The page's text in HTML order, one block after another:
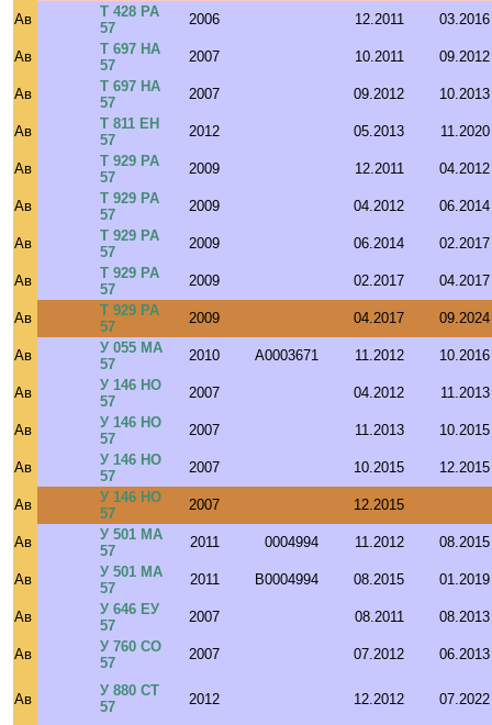
Ав
Т 428 РА
57
2006 12.2011 03.2016
Ав
Т 697 НА
57
2007 10.2011 09.2012
Ав
Т 697 НА
57
2007 09.2012 10.2013
Ав
Т 811 ЕН
57
2012 05.2013 11.2020
Ав
Т 929 РА
57
2009 12.2011 04.2012
Ав
Т 929 РА
57
2009 04.2012 06.2014
Ав
Т 929 РА
57
2009 06.2014 02.2017
Ав
Т 929 РА
57
2009 02.2017 04.2017
Ав
Т 929 РА
57
2009 04.2017 09.2024
Ав
У 055 МА
57
2010 A0003671 11.2012 10.2016
Ав
У 146 НО
57
2007 04.2012 11.2013
Ав
У 146 НО
57
2007 11.2013 10.2015
Ав
У 146 НО
57
2007 10.2015 12.2015
Ав
У 146 НО
57
2007 12.2015
Ав
У 501 МА
57
2011 0004994 11.2012 08.2015
Ав
У 501 МА
57
2011 B0004994 08.2015 01.2019
Ав
У 646 ЕУ
57
2007 08.2011 08.2013
Ав
У 760 СО
57
2007 07.2012 06.2013
Ав
У 880 СТ
57
2012 12.2012 07.2022